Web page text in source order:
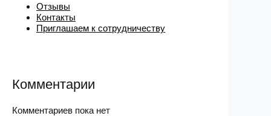
Отзывы
Контакты
Приглашаем к сотрудничеству
Комментарии
Комментариев пока нет